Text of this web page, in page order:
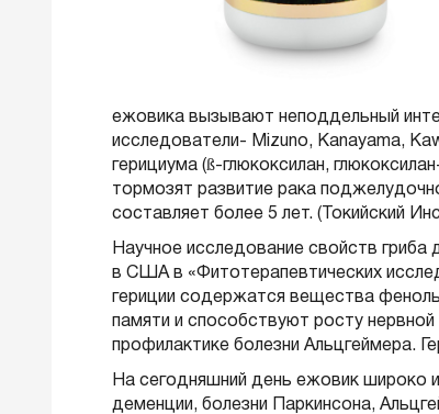
ежовика вызывают неподдельный
исследователи- Mizuno, Kanayama,
герициума (ß-глюкоксилан,
тормозят развитие рака
составляет более 5 лет. (Токийский
Научное исследование свойств
в США в «Фитотерапевтических
гериции содержатся вещества
памяти и способствуют росту нервной
профилактике болезни Альцгеймера.
На сегодняшний день ежовик широко
деменции, болезни Паркинсона,